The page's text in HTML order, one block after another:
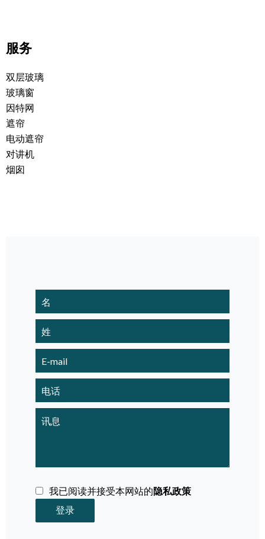
服务
双层玻璃
玻璃窗
因特网
遮帘
电动遮帘
对讲机
烟囱
我已阅读并接受本网站的隐私政策
登录